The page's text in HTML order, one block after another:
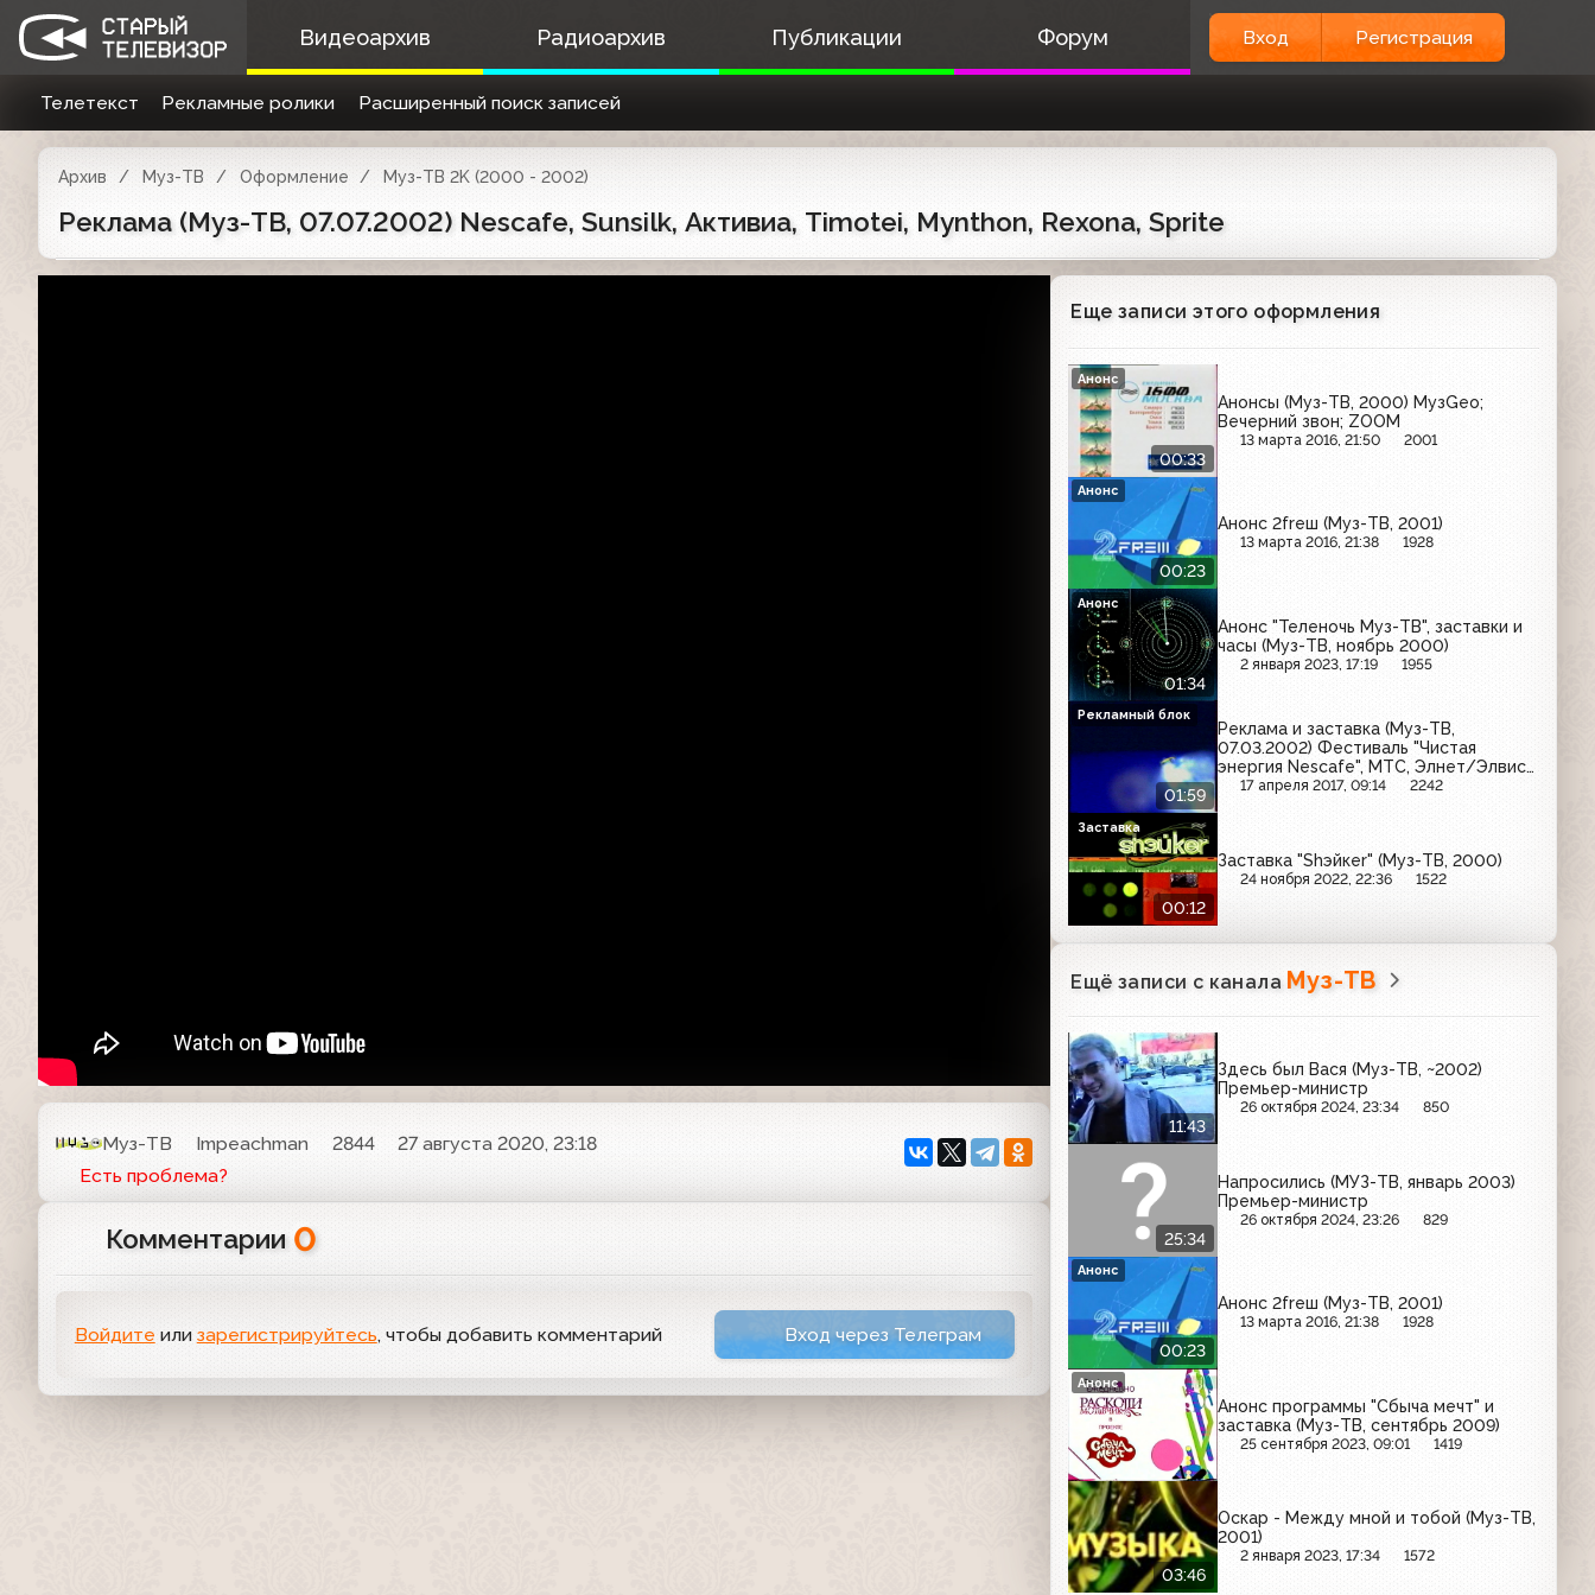
Видеоархив Радиоархив Публикации Форум Вход Регистрация
Телетекст Рекламные ролики Расширенный поиск записей
Архив Муз-ТВ Оформление Муз-ТВ 2K (2000 - 2002)
Реклама (Муз-ТВ, 07.07.2002) Nescafe, Sunsilk, Активиа, Timotei, Mynthon, Rexona, Sprite
Муз-ТВ Impeachman 2844
27 августа 2020, 23:18
Есть проблема?
Комментарии 0
Войдите или зарегистрируйтесь, чтобы добавить комментарий Вход через Телеграм
Еще записи этого оформления
00:33
Анонсы (Муз-ТВ, 2000) МузGeo;
Вечерний звон; ZOOM
13 марта 2016, 21:50 2001
Анонс
00:23
Анонс 2freш (Муз-ТВ, 2001)
13 марта 2016, 21:38 1928
Анонс
01:34
Анонс "Теленочь Муз-ТВ", заставки и
часы (Муз-ТВ, ноябрь 2000)
2 января 2023, 17:19 1955
Анонс
01:59
Реклама и заставка (Муз-ТВ,
07.03.2002) Фестиваль "Чистая
энергия Nescafe", МТС, Элнет/Элвис-
Телеком, Астра Пейдж
17 апреля 2017, 09:14 2242
Рекламный блок
00:12
Заставка "Shэйкеr" (Муз-ТВ, 2000)
24 ноября 2022, 22:36 1522
Заставка
Ещё записи с канала Муз-ТВ
11:43
Здесь был Вася (Муз-ТВ, ~2002)
Премьер-министр
26 октября 2024, 23:34 850
25:34
Напросились (МУЗ-ТВ, январь 2003)
Премьер-министр
26 октября 2024, 23:26 829
00:23
Анонс 2freш (Муз-ТВ, 2001)
13 марта 2016, 21:38 1928
Анонс
Анонс программы "Сбыча мечт" и
заставка (Муз-ТВ, сентябрь 2009)
25 сентября 2023, 09:01 1419
Анонс
03:46
Оскар - Между мной и тобой (Муз-ТВ,
2001)
2 января 2023, 17:34 1572